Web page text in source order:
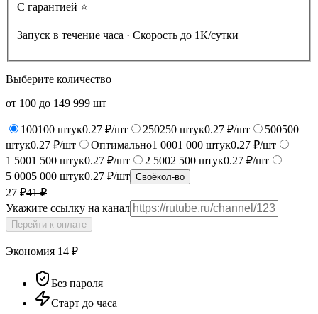
С гарантией ⭐️
Запуск в течение часа · Скорость до 1К/сутки
Выберите количество
от 100 до 149 999 шт
100100 штук0.27 ₽/шт 250250 штук0.27 ₽/шт 500500
штук0.27 ₽/шт Оптимально1 0001 000 штук0.27 ₽/шт
1 5001 500 штук0.27 ₽/шт 2 5002 500 штук0.27 ₽/шт
5 0005 000 штук0.27 ₽/шт Своёкол-во
27 ₽41₽
Укажите ссылку на канал
Перейти к оплате
Экономия 14 ₽
Без пароля
Старт до часа